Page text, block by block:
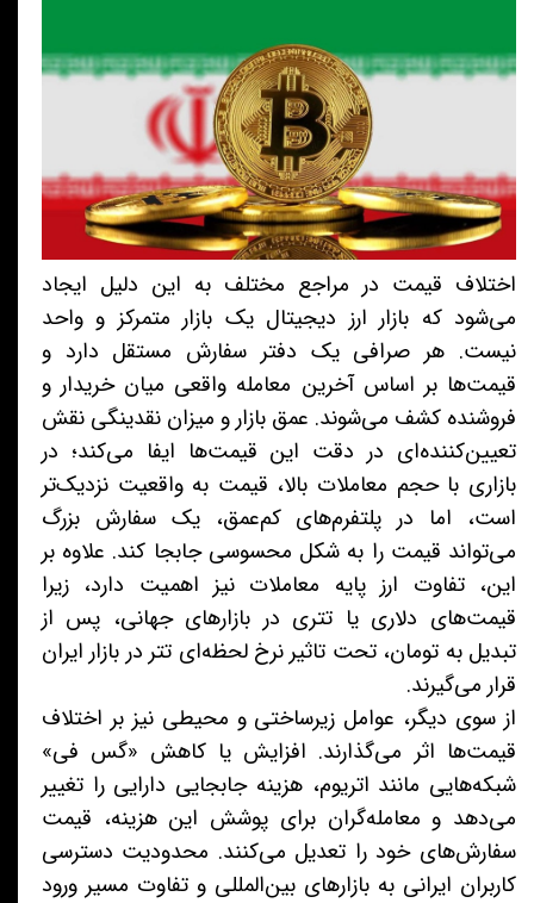
اختلاف قیمت در مراجع مختلف به این دلیل ایجاد
می‌شود که بازار ارز دیجیتال یک بازار متمرکز و واحد
نیست. هر صرافی یک دفتر سفارش مستقل دارد و
قیمت‌ها بر اساس آخرین معامله واقعی میان خریدار و
فروشنده کشف می‌شوند. عمق بازار و میزان نقدینگی نقش
تعیین‌کننده‌ای در دقت این قیمت‌ها ایفا می‌کند؛ در
بازاری با حجم معاملات بالا، قیمت به واقعیت نزدیک‌تر
است، اما در پلتفرم‌های کم‌عمق، یک سفارش بزرگ
می‌تواند قیمت را به شکل محسوسی جابجا کند. علاوه بر
این، تفاوت ارز پایه معاملات نیز اهمیت دارد، زیرا
قیمت‌های دلاری یا تتری در بازارهای جهانی، پس از
تبدیل به تومان، تحت تاثیر نرخ لحظه‌ای تتر در بازار ایران
قرار می‌گیرند.
از سوی دیگر، عوامل زیرساختی و محیطی نیز بر اختلاف
قیمت‌ها اثر می‌گذارند. افزایش یا کاهش «گس فی»
شبکه‌هایی مانند اتریوم، هزینه جابجایی دارایی را تغییر
می‌دهد و معامله‌گران برای پوشش این هزینه، قیمت
سفارش‌های خود را تعدیل می‌کنند. محدودیت دسترسی
کاربران ایرانی به بازارهای بین‌المللی و تفاوت مسیر ورود